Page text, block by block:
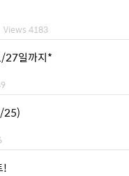
Views 4183
27일까지*
25)
!